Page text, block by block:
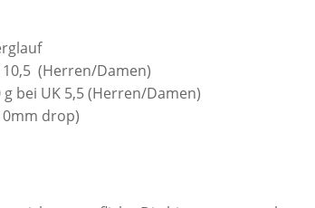
10,5 (Herren/Damen)
g bei UK 5,5 (Herren/Damen)
drop)